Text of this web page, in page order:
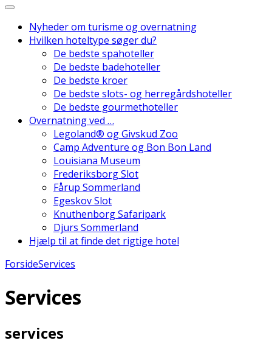
Danmarks Bedste Hoteller
Nyheder om turisme og overnatning
Hvilken hoteltype søger du?
De bedste spahoteller
De bedste badehoteller
De bedste kroer
De bedste slots- og herregårdshoteller
De bedste gourmethoteller
Overnatning ved …
Legoland® og Givskud Zoo
Camp Adventure og Bon Bon Land
Louisiana Museum
Frederiksborg Slot
Fårup Sommerland
Egeskov Slot
Knuthenborg Safaripark
Djurs Sommerland
Hjælp til at finde det rigtige hotel
ForsideServices
Services
services